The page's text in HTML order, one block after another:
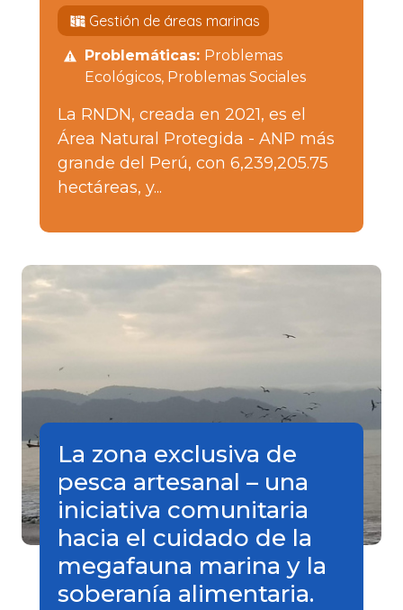
Gestión de áreas marinas
Problemáticas: Problemas
Ecológicos Problemas Sociales
La RNDN, creada en 2021, es el
Área Natural Protegida - ANP más
grande del Perú, con 6,239,205.75
hectáreas, y...
La zona exclusiva de
pesca artesanal – una
iniciativa comunitaria
hacia el cuidado de la
megafauna marina y la
soberanía alimentaria.